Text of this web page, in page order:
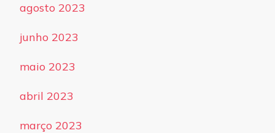
agosto 2023
junho 2023
maio 2023
abril 2023
março 2023